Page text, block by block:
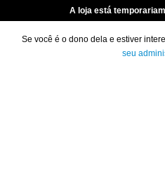
A loja está
Se você é o dono dela e estiver
seu